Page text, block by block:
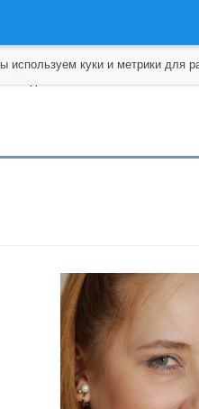
используем куки и метрики для